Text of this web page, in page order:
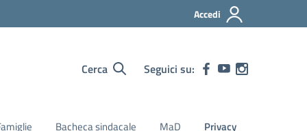
Accedi
Cerca Seguici su:
Bacheca sindacale MaD Privacy